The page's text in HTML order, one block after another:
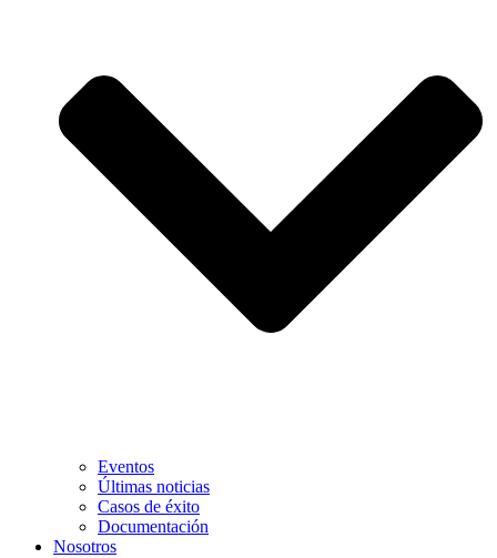
Eventos
Últimas noticias
Casos de éxito
Documentación
Nosotros